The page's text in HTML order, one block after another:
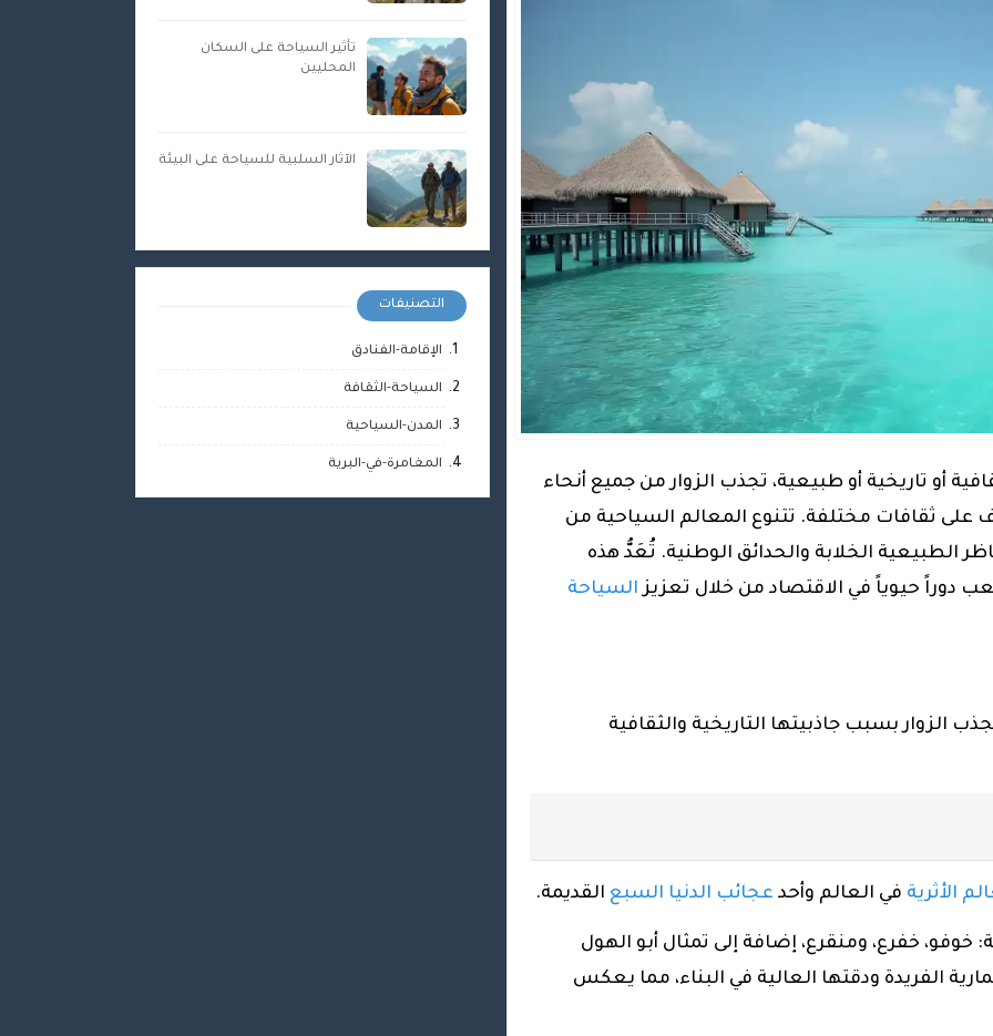
أو تاريخية أو طبيعية، تجذب الزوار من جميع أنحاء
على ثقافات مختلفة. تتنوع المعالم السياحية من
الطبيعية الخلابة والحدائق الوطنية. تُعَدُّ هذه
دوراً حيوياً في الاقتصاد من خلال تعزيز السياحة
الزوار بسبب جاذبيتها التاريخية والثقافية
الأثرية في العالم وأحد عجائب الدنيا السبع القديمة.
خفرع، ومنقرع، إضافة إلى تمثال أبو الهول
الفريدة ودقتها العالية في البناء، مما يعكس
تأثير السياحة على السكان
المحليين
الآثار السلبية للسياحة على البيئة
التصنيفات
الإقامة-الفنادق
السياحة-الثقافة
المدن-السياحية
المغامرة-في-البرية